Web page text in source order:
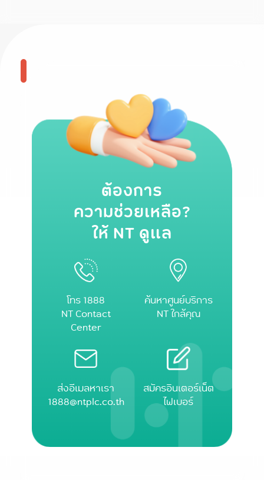
ต้องการ
ความช่วยเหลือ?
ให้ NT ดูแล
โทร 1888
NT Contact
Center
ค้นหาศูนย์บริการ
NT ใกล้คุณ
ส่งอีเมลหาเรา
1888@ntplc.co.th
สมัครอินเตอร์เน็ต
ไฟเบอร์